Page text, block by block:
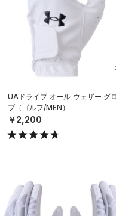
UAドライブ オール ウェザー グ
ブ（ゴルフ/MEN）
￥2,200